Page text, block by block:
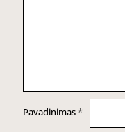
Pavadinimas*